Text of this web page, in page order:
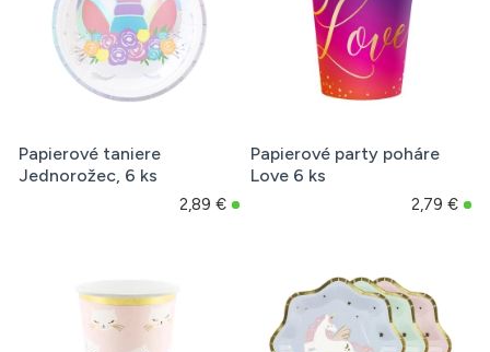
Papierové taniere
Jednorožec, 6 ks
2,89 €
Papierové party poháre
Love 6 ks
2,79 €